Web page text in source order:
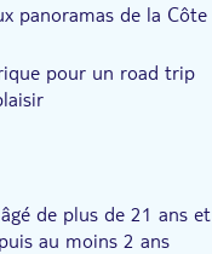
panoramas de la Côte
pour un road trip
et admirez les
de plus de 21 ans et
au moins 2 ans